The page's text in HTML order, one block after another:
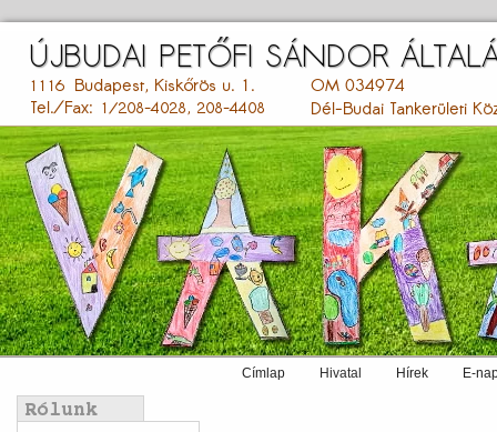
tartalomra
menu
Címlap Hivatal Hírek E-